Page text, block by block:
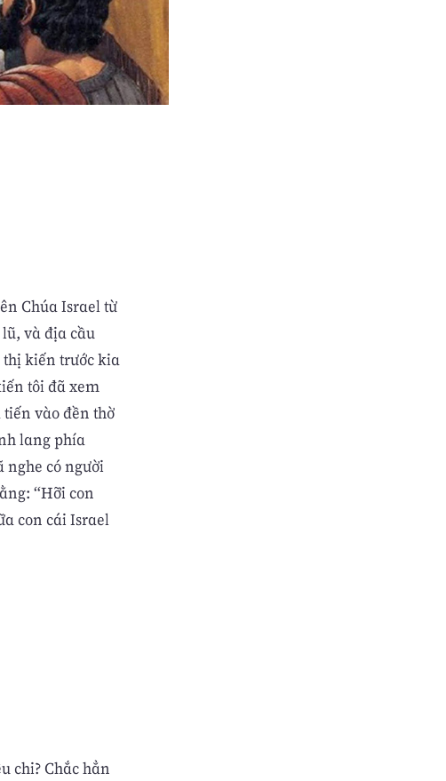
Chúa Israel từ
và địa cầu
thị kiến trước kia
tôi đã xem
vào đền thờ
lang phía
nghe có người
“Hỡi con
con cái Israel
chi? Chắc hẳn